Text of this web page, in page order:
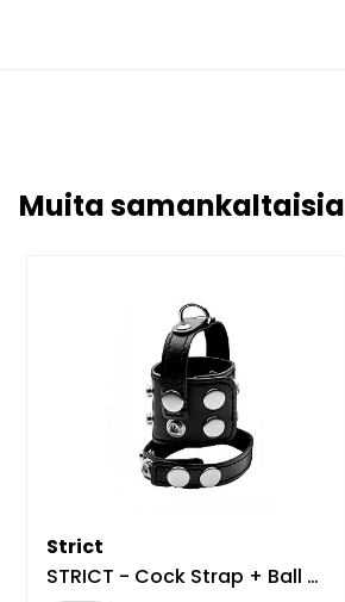
Muita samankaltaisia
Strict
STRICT - Cock Strap + Ball Stretcher